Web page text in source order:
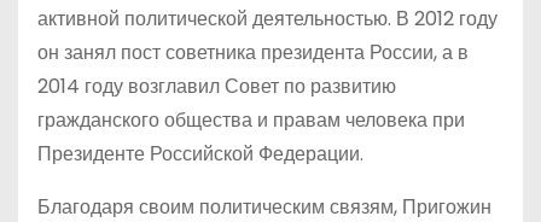
активной политической деятельностью. В 2012 году
он занял пост советника президента России, а в
2014 году возглавил Совет по развитию
гражданского общества и правам человека при
Президенте Российской Федерации.
Благодаря своим политическим связям, Пригожин